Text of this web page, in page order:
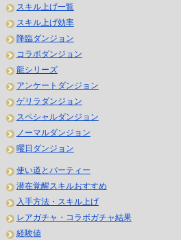
スキル上げ一覧
スキル上げ効率
降臨ダンジョン
コラボダンジョン
龍シリーズ
アンケートダンジョン
ゲリラダンジョン
スペシャルダンジョン
ノーマルダンジョン
曜日ダンジョン
使い道とパーティー
潜在覚醒スキルおすすめ
入手方法・スキル上げ
レアガチャ・コラボガチャ結果
経験値